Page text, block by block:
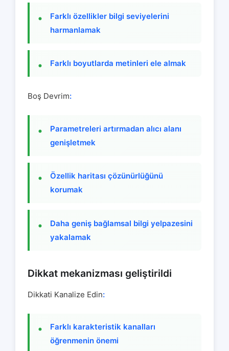
Farklı özellikler bilgi seviyelerini
harmanlamak
Farklı boyutlarda metinleri ele almak
Boş Devrim:
Parametreleri artırmadan alıcı alanı
genişletmek
Özellik haritası çözünürlüğünü
korumak
Daha geniş bağlamsal bilgi yelpazesini
yakalamak
Dikkat mekanizması geliştirildi
Dikkati Kanalize Edin:
Farklı karakteristik kanalları
öğrenmenin önemi